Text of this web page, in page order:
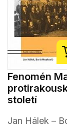
Fenomén
století
Jan Hálek –